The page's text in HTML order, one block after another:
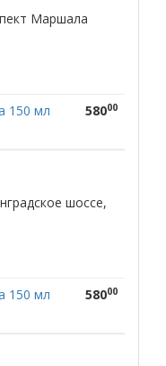
Маршала
150 мл
58000
шоссе,
150 мл
58000